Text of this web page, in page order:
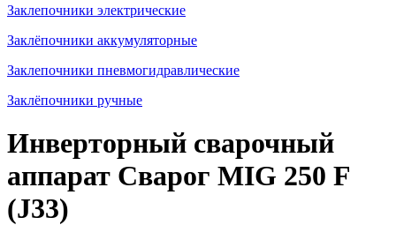
Заклепочники электрические
Заклёпочники аккумуляторные
Заклепочники пневмогидравлические
Заклёпочники ручные
Инверторный сварочный
аппарат Сварог MIG 250 F
(J33)